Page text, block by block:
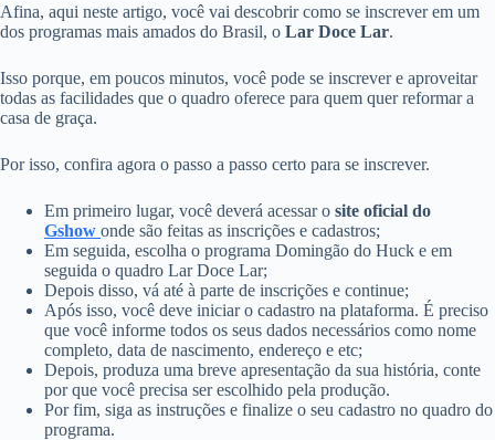
Afina, aqui neste artigo, você vai descobrir como se inscrever em um
dos programas mais amados do Brasil, o Lar Doce Lar.
Isso porque, em poucos minutos, você pode se inscrever e aproveitar
todas as facilidades que o quadro oferece para quem quer reformar a
casa de graça.
Por isso, confira agora o passo a passo certo para se inscrever.
Em primeiro lugar, você deverá acessar o site oficial do
Gshow onde são feitas as inscrições e cadastros;
Em seguida, escolha o programa Domingão do Huck e em
seguida o quadro Lar Doce Lar;
Depois disso, vá até à parte de inscrições e continue;
Após isso, você deve iniciar o cadastro na plataforma. É preciso
que você informe todos os seus dados necessários como nome
completo, data de nascimento, endereço e etc;
Depois, produza uma breve apresentação da sua história, conte
por que você precisa ser escolhido pela produção.
Por fim, siga as instruções e finalize o seu cadastro no quadro do
programa.